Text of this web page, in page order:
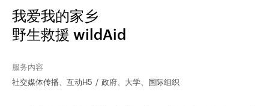
我爱我的家乡
野生救援 wildAid
服务内容
社交媒体传播、互动H5
政府、大学、国际组织